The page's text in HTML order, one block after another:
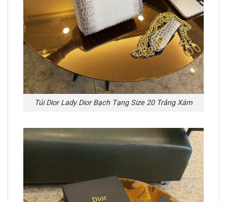
Túi Dior Lady Dior Bạch Tạng Size 20 Trắng Xám